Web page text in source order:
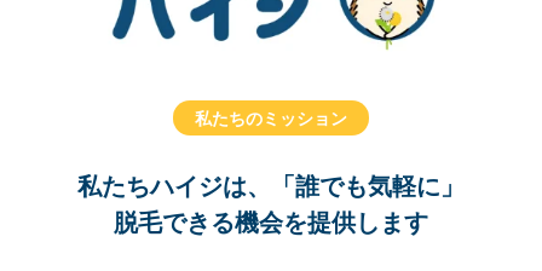
私たちのミッション
私たちハイジは、「誰でも気軽に」
脱毛できる機会を提供します